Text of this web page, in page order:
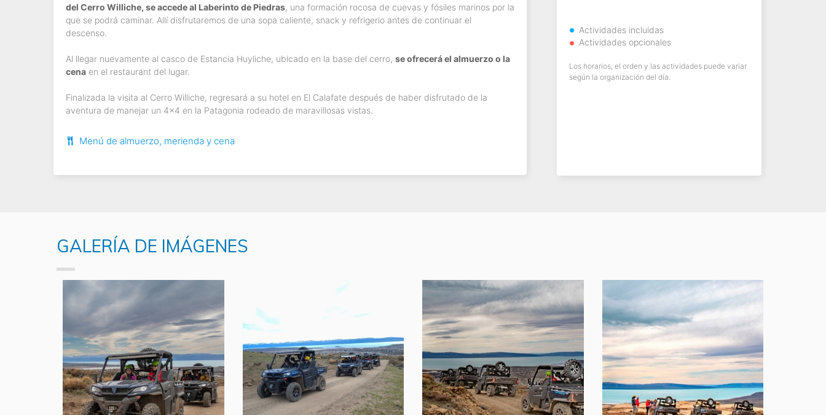
del Cerro Williche, se accede al Laberinto de Piedras, una formación rocosa de cuevas y fósiles marinos por la
que se podrá caminar. Allí disfrutaremos de una sopa caliente, snack y refrigerio antes de continuar el
descenso.
Al llegar nuevamente al casco de Estancia Huyliche, ubicado en la base del cerro, se ofrecerá el almuerzo o la
cena en el restaurant del lugar.
Finalizada la visita al Cerro Williche, regresará a su hotel en El Calafate después de haber disfrutado de la
aventura de manejar un 4x4 en la Patagonia rodeado de maravillosas vistas.
Menú de almuerzo, merienda y cena
Actividades incluidas
Actividades opcionales
Los horarios, el orden y las actividades puede variar
según la organización del día.
GALERÍA DE IMÁGENES